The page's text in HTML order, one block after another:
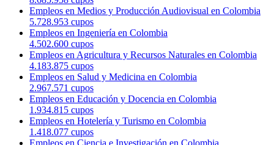
Empleos en Medios y Producción Audiovisual en Colombia
5.728.953 cupos
Empleos en Ingeniería en Colombia
4.502.600 cupos
Empleos en Agricultura y Recursos Naturales en Colombia
4.183.875 cupos
Empleos en Salud y Medicina en Colombia
2.967.571 cupos
Empleos en Educación y Docencia en Colombia
1.934.815 cupos
Empleos en Hotelería y Turismo en Colombia
1.418.077 cupos
Empleos en Ciencia e Investigación en Colombia